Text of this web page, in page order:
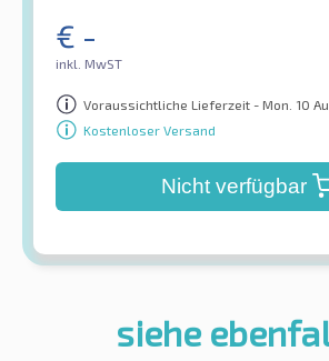
€ -
inkl. MwST
Voraussichtliche Lieferzeit - Mon. 10
Kostenloser Versand
Nicht verfügbar
siehe